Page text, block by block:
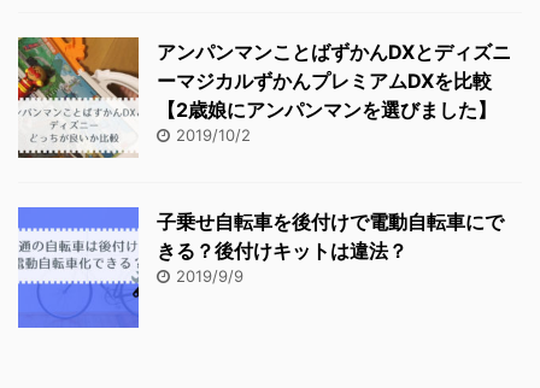
アンパンマンことばずかんDXとディズニ
ーマジカルずかんプレミアムDXを比較
【2歳娘にアンパンマンを選びました】
2019/10/2
子乗せ自転車を後付けで電動自転車にで
きる？後付けキットは違法？
2019/9/9